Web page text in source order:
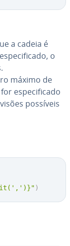
a cadeia é
o
máximo de
es­pe­ci­fi­cado
possíveis
)